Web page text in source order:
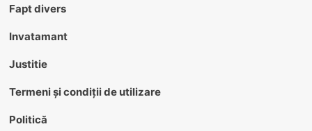
Fapt divers
Invatamant
Justitie
Termeni și condiții de utilizare
Politică